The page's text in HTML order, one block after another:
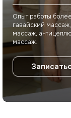
Опыт работы
гавайский
массаж,
массаж.